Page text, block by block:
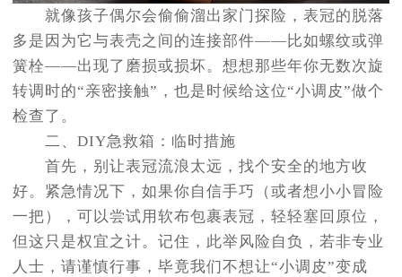
就像孩子偶尔会偷偷溜出家门探险，表冠的脱落
多是因为它与表壳之间的连接部件——比如螺纹或弹
簧栓——出现了磨损或损坏。想想那些年你无数次旋
转调时的“亲密接触”，也是时候给这位“小调皮”做个
检查了。
二、DIY急救箱：临时措施
首先，别让表冠流浪太远，找个安全的地方收
好。紧急情况下，如果你自信手巧（或者想小小冒险
一把），可以尝试用软布包裹表冠，轻轻塞回原位，
但这只是权宜之计。记住，此举风险自负，若非专业
人士，请谨慎行事，毕竟我们不想让“小调皮”变成